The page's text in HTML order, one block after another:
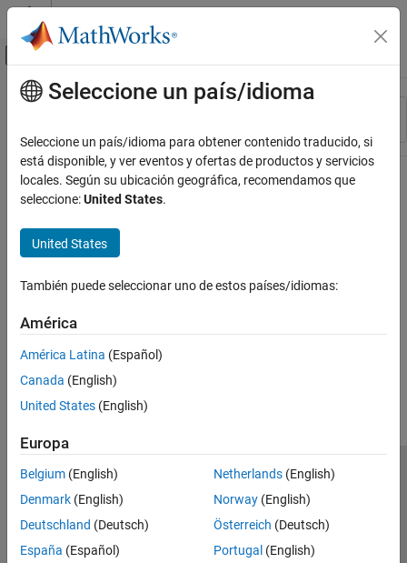
Saltar al contenido
Mostrar/ocultar menú de navegación
Recurso
Contenido principal
Seleccione un país/idioma
Seleccione un país/idioma para obtener contenido traducido, si
está disponible, y ver eventos y ofertas de productos y servicios
locales. Según su ubicación geográfica, recomendamos que
seleccione:United States.
United States
También puede seleccionar uno de estos países/idiomas:
América
América Latina (Español)
Canada (English)
United States (English)
Europa
Belgium (English)
Denmark (English)
Deutschland (Deutsch)
España (Español)
Netherlands(English)
Norway(English)
Österreich (Deutsch)
Portugal (English)
Centro de confianza
Marcas comerciales
Política de privacidad
Antipiratería
Estado de las aplicaciones
Información de contacto
© 1994-2026 The MathWorks, Inc.